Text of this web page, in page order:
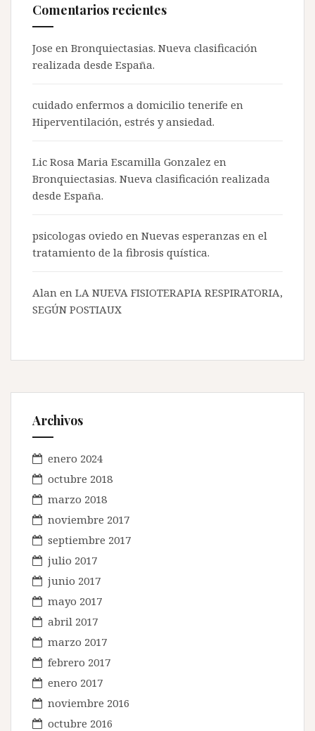
Comentarios recientes
Jose en Bronquiectasias. Nueva clasificación
realizada desde España.
cuidado enfermos a domicilio tenerife en
Hiperventilación, estrés y ansiedad.
Lic Rosa Maria Escamilla Gonzalez en
Bronquiectasias. Nueva clasificación realizada
desde España.
psicologas oviedo en Nuevas esperanzas en el
tratamiento de la fibrosis quística.
Alan en LA NUEVA FISIOTERAPIA RESPIRATORIA,
SEGÚN POSTIAUX
Archivos
enero 2024
octubre 2018
marzo 2018
noviembre 2017
septiembre 2017
julio 2017
junio 2017
mayo 2017
abril 2017
marzo 2017
febrero 2017
enero 2017
noviembre 2016
octubre 2016